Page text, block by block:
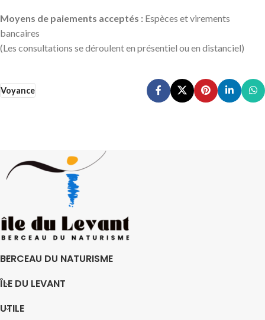
Moyens de paiements acceptés : Espèces et virements
bancaires
(Les consultations se déroulent en présentiel ou en distanciel)
Voyance
BERCEAU DU NATURISME
ÎLE DU LEVANT
UTILE